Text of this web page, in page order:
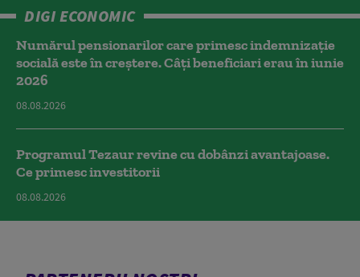
DIGI ECONOMIC
Numărul pensionarilor care primesc indemnizaţie
socială este în creștere. Câți beneficiari erau în iunie
2026
08.08.2026
Programul Tezaur revine cu dobânzi avantajoase.
Ce primesc investitorii
08.08.2026